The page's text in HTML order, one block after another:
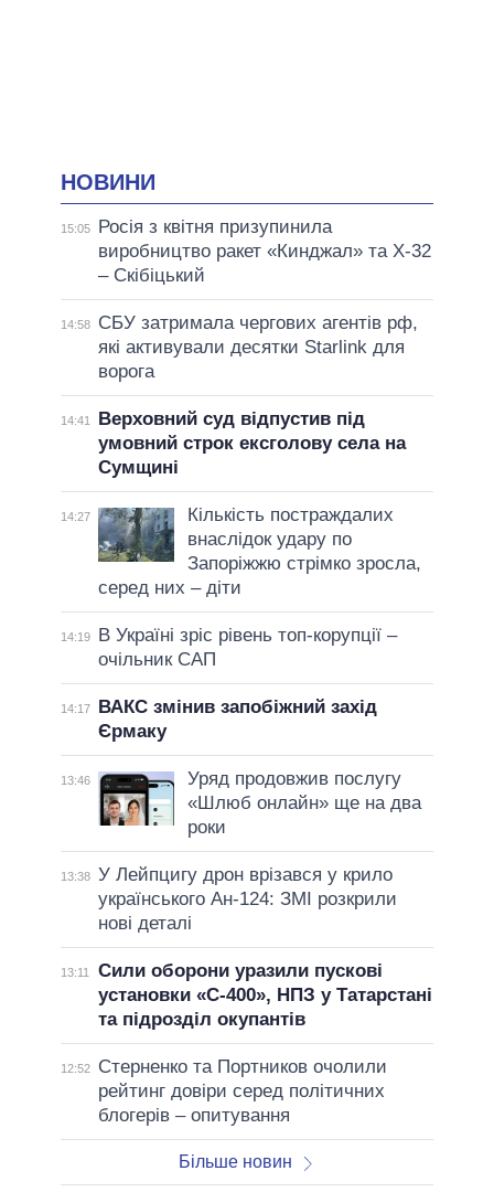
НОВИНИ
15:05
Росія з квітня призупинила
виробництво ракет «Кинджал» та Х-32
– Скібіцький
14:58
СБУ затримала чергових агентів рф,
які активували десятки Starlink для
ворога
14:41
Верховний суд відпустив під
умовний строк ексголову села на
Сумщині
14:27
Кількість постраждалих
внаслідок удару по
Запоріжжю стрімко зросла,
серед них – діти
14:19
В Україні зріс рівень топ-корупції –
очільник САП
14:17
ВАКС змінив запобіжний захід
Єрмаку
13:46
Уряд продовжив послугу
«Шлюб онлайн» ще на два
роки
13:38 У Лейпцигу дрон врізався у крило
українського Ан-124: ЗМІ розкрили
нові деталі
13:11
Сили оборони уразили пускові
установки «С-400», НПЗ у Татарстані
та підрозділ окупантів
12:52
Стерненко та Портников очолили
рейтинг довіри серед політичних
блогерів – опитування
Більше новин